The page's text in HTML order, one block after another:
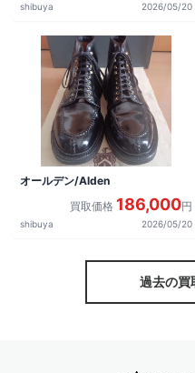
shibuya 2026/05/20
オールデン/Alden
買取価格 186,000円
shibuya 2026/05/20
過去の買